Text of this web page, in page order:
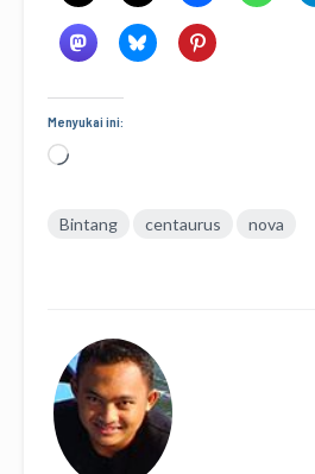
Menyukai ini:
Memuat...
Bintang centaurus nova